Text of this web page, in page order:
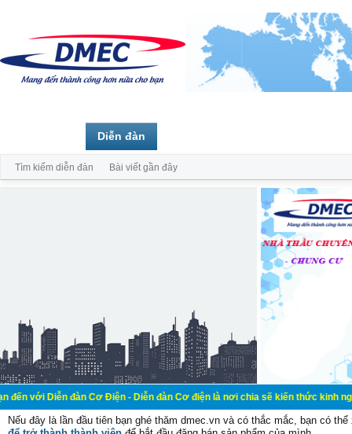
đàn Cơ Điện - Diễn đàn Cơ điện là nơi chia sẽ kiến thức kinh nghiệm
Nếu đây là lần đầu tiên bạn ghé thăm dmec.vn và có thắc mắc, bạn có
Diễn đàn
Tìm kiếm diễn đàn Bài viết gần đây